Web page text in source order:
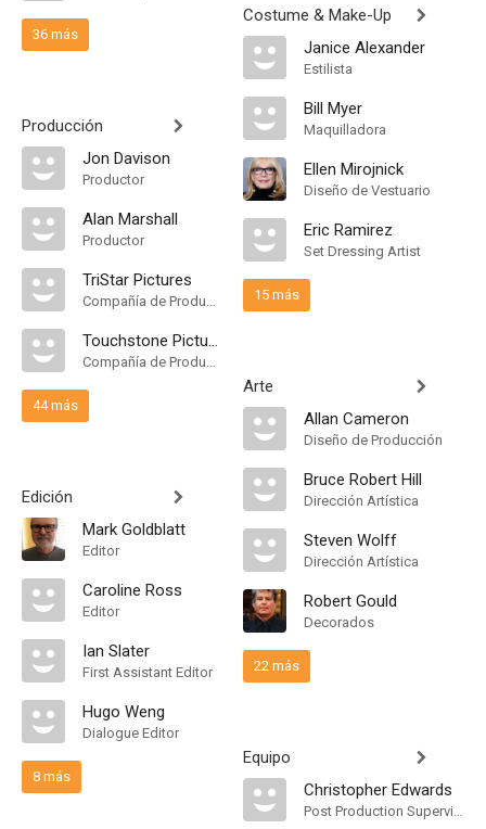
36 más
Producción
Jon Davison
Productor
Alan Marshall
Productor
TriStar Pictures
Compañía de Produccion
Touchstone Pictures
Compañía de Produccion
44 más
Edición
Mark Goldblatt
Editor
Caroline Ross
Editor
Ian Slater
First Assistant Editor
Hugo Weng
Dialogue Editor
8 más
Costume & Make-Up
Janice Alexander
Estilista
Bill Myer
Maquilladora
Ellen Mirojnick
Diseño de Vestuario
Eric Ramirez
Set Dressing Artist
15 más
Arte
Allan Cameron
Diseño de Producción
Bruce Robert Hill
Dirección Artística
Steven Wolff
Dirección Artística
Robert Gould
Decorados
22 más
Equipo
Christopher Edwards
Post Production Supervisor